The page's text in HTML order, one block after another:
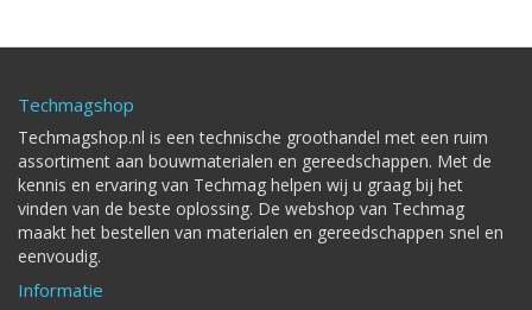
Techmagshop
Techmagshop.nl is een technische groothandel met een ruim
assortiment aan bouwmaterialen en gereedschappen. Met de
kennis en ervaring van Techmag helpen wij u graag bij het
vinden van de beste oplossing. De webshop van Techmag
maakt het bestellen van materialen en gereedschappen snel en
eenvoudig.
Informatie